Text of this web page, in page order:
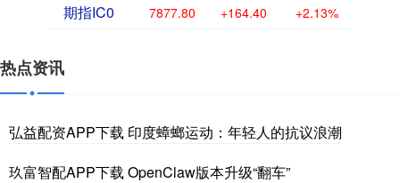
期指IC0 7877.80 +164.40 +2.13%
热点资讯
弘益配资APP下载 印度蟑螂运动：年轻人的抗议浪潮
玖富智配APP下载 OpenClaw版本升级“翻车”